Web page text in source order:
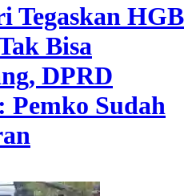
Tegaskan HGB
Bisa
DPRD
Pemko Sudah